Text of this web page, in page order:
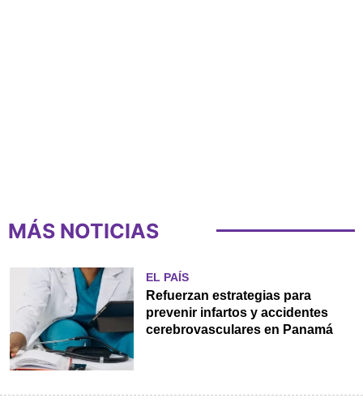
MÁS NOTICIAS
EL PAÍS
Refuerzan estrategias para
prevenir infartos y accidentes
cerebrovasculares en Panamá